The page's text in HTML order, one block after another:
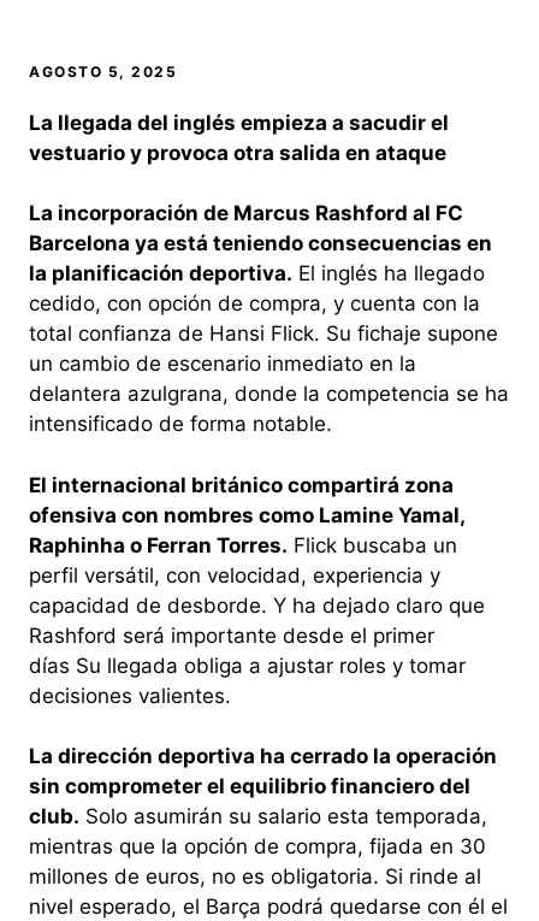
AGOSTO 5, 2025
La llegada del inglés empieza a sacudir el
vestuario y provoca otra salida en ataque
La incorporación de Marcus Rashford al FC
Barcelona ya está teniendo consecuencias en
la planificación deportiva. El inglés ha llegado
cedido, con opción de compra, y cuenta con la
total confianza de Hansi Flick. Su fichaje supone
un cambio de escenario inmediato en la
delantera azulgrana, donde la competencia se ha
intensificado de forma notable.
El internacional británico compartirá zona
ofensiva con nombres como Lamine Yamal,
Raphinha o Ferran Torres. Flick buscaba un
perfil versátil, con velocidad, experiencia y
capacidad de desborde. Y ha dejado claro que
Rashford será importante desde el primer
días Su llegada obliga a ajustar roles y tomar
decisiones valientes.
La dirección deportiva ha cerrado la operación
sin comprometer el equilibrio financiero del
club. Solo asumirán su salario esta temporada,
mientras que la opción de compra, fijada en 30
millones de euros, no es obligatoria. Si rinde al
nivel esperado, el Barça podrá quedarse con él el